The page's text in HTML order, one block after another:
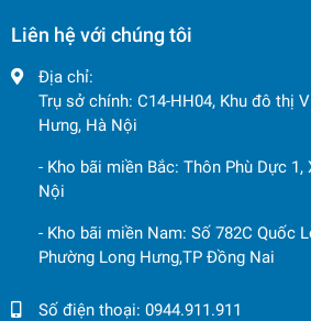
Liên hệ với chúng tôi
Địa chỉ:
Trụ sở chính: C14-HH04, Khu đô thị
Hưng, Hà Nội
- Kho bãi miền Bắc: Thôn Phù Dực 1,
Nội
- Kho bãi miền Nam: Số 782C Quốc
Phường Long Hưng,TP Đồng Nai
Số điện thoại: 0944.911.911